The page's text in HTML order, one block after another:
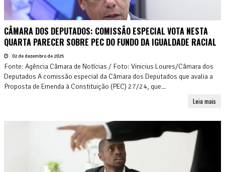
CÂMARA DOS DEPUTADOS: COMISSÃO ESPECIAL VOTA NESTA
QUARTA PARECER SOBRE PEC DO FUNDO DA IGUALDADE RACIAL
02 de dezembro de 2025
Fonte: Agência Câmara de Notícias / Foto: Vinicius Loures/Câmara dos
Deputados A comissão especial da Câmara dos Deputados que avalia a
Proposta de Emenda à Constituição (PEC) 27/24, que...
Leia mais